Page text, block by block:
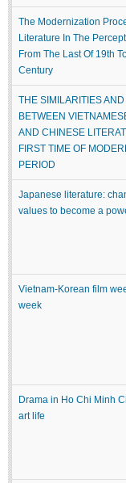
The Modernization
Literature In The
From The Last Of 19th
Century
THE SIMILARITIES
BETWEEN
AND CHINESE
FIRST TIME OF
PERIOD
Japanese literature:
values to become a
Vietnam-Korean film
week
Drama in Ho Chi Minh
art life